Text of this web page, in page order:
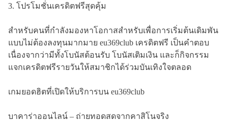
3. โปรโมชั่นเครดิตฟรีสุดคุ้ม
สำหรับคนที่กำลังมองหาโอกาสสำหรับเพื่อการเริ่มต้นเดิมพัน
แบบไม่ต้องลงทุนมากมาย eu369club เครดิตฟรี เป็นคำตอบ
เนื่องจากว่ามีทั้งโบนัสต้อนรับ โบนัสเติมเงิน และก็กิจกรรม
แจกเครดิตฟรีรายวันให้สมาชิกได้ร่วมบันเทิงใจตลอด
เกมยอดฮิตที่เปิดให้บริการบน eu369club
บาคาร่าออนไลน์ – ถ่ายทอดสดจากคาสิโนจริง